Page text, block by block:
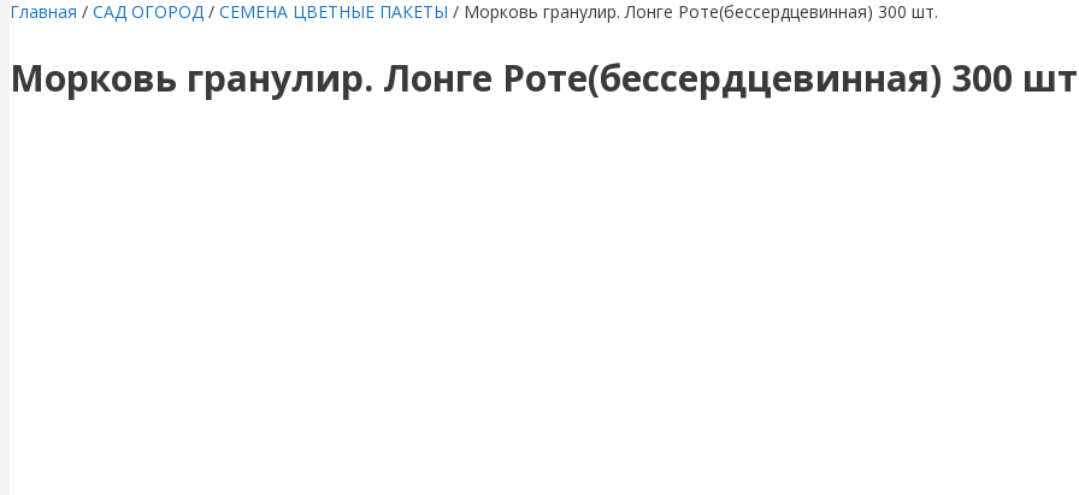
Главная / САД ОГОРОД / СЕМЕНА ЦВЕТНЫЕ ПАКЕТЫ / Морковь гранулир. Лонге Роте(бессердцевинная) 300 шт.
Морковь гранулир. Лонге Роте(бессердцевинная) 300